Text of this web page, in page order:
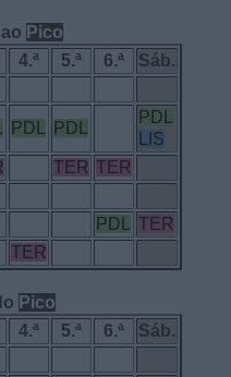
Pico
4.ª 5.ª 6.ª
Sáb.
PDL PDL
PDL
LIS
TER TER
PDL
TER
TER
Pico
4.ª 5.ª 6.ª
Sáb.